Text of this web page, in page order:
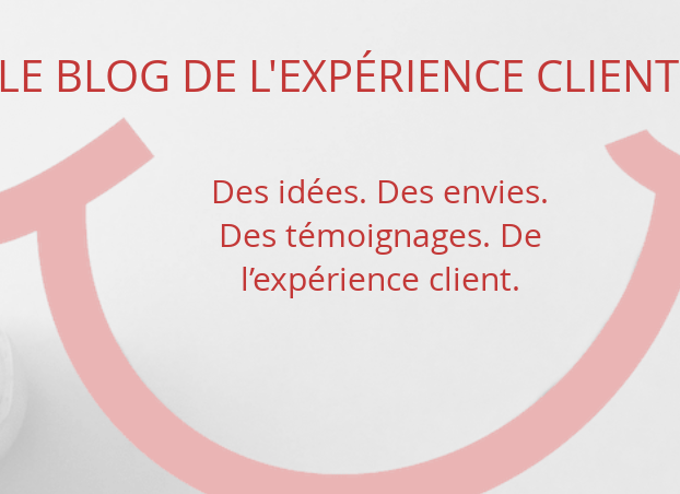
LE BLOG DE L'EXPÉRIENCE CLIENT
Des idées. Des envies.
Des témoignages. De
l’expérience client.